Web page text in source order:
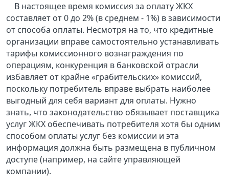
В настоящее время комиссия за оплату ЖКХ
составляет от 0 до 2% (в среднем - 1%) в зависимости
от способа оплаты. Несмотря на то, что кредитные
организации вправе самостоятельно устанавливать
тарифы комиссионного вознаграждения по
операциям, конкуренция в банковской отрасли
избавляет от крайне «грабительских» комиссий,
поскольку потребитель вправе выбрать наиболее
выгодный для себя вариант для оплаты. Нужно
знать, что законодательство обязывает поставщика
услуг ЖКХ обеспечивать потребителя хотя бы одним
способом оплаты услуг без комиссии и эта
информация должна быть размещена в публичном
доступе (например, на сайте управляющей
компании).